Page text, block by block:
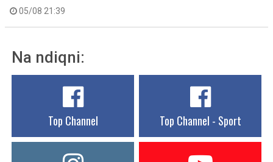
05/08 21:39
Na ndiqni:
Top Channel Top Channel - Sport